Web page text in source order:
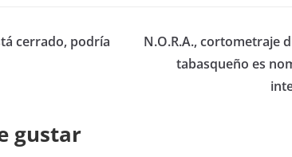
cerrado, podría
N.O.R.A., cortometraje
tabasqueño es
gustar